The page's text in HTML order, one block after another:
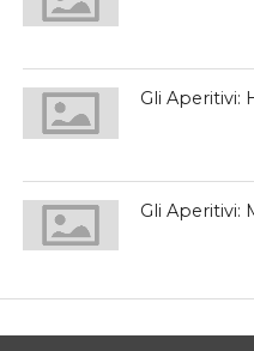
Gli Aperitivi:
Gli Aperitivi: